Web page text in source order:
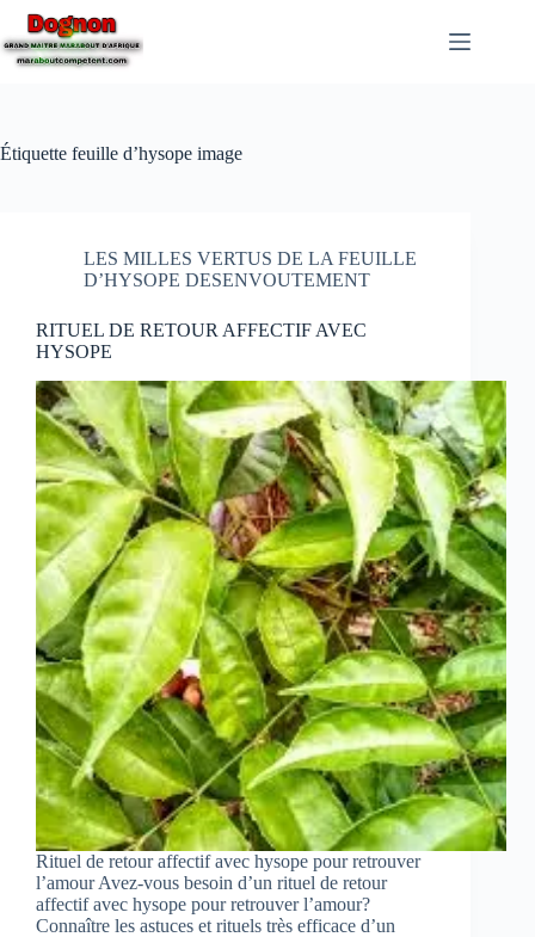
Étiquette feuille d’hysope image
LES MILLES VERTUS DE LA FEUILLE
D’HYSOPE DESENVOUTEMENT
RITUEL DE RETOUR AFFECTIF AVEC
HYSOPE
Rituel de retour affectif avec hysope pour retrouver
l’amour Avez-vous besoin d’un rituel de retour
affectif avec hysope pour retrouver l’amour?
Connaître les astuces et rituels très efficace d’un